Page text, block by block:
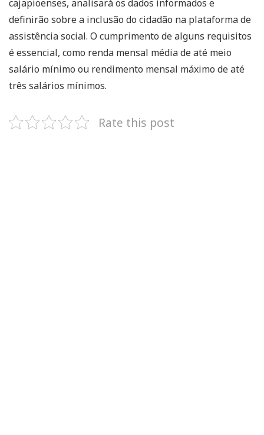
cajapioenses, analisará os dados informados e
definirão sobre a inclusão do cidadão na plataforma de
assistência social. O cumprimento de alguns requisitos
é essencial, como renda mensal média de até meio
salário mínimo ou rendimento mensal máximo de até
três salários mínimos.
Rate this post